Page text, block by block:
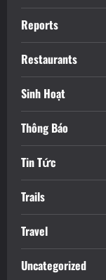
Reports
Restaurants
Sinh Hoạt
Thông Báo
Tin Tức
Trails
Travel
Uncategorized